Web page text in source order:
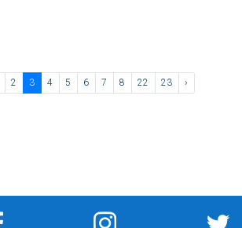
2 3 4 5 6 7 8 22 23 ›